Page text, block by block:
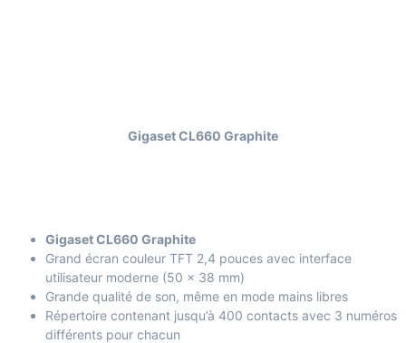
Gigaset CL660 Graphite
Gigaset CL660 Graphite
Grand écran couleur TFT 2,4 pouces avec interface
utilisateur moderne (50 x 38 mm)
Grande qualité de son, même en mode mains libres
Répertoire contenant jusqu’à 400 contacts avec 3 numéros
différents pour chacun